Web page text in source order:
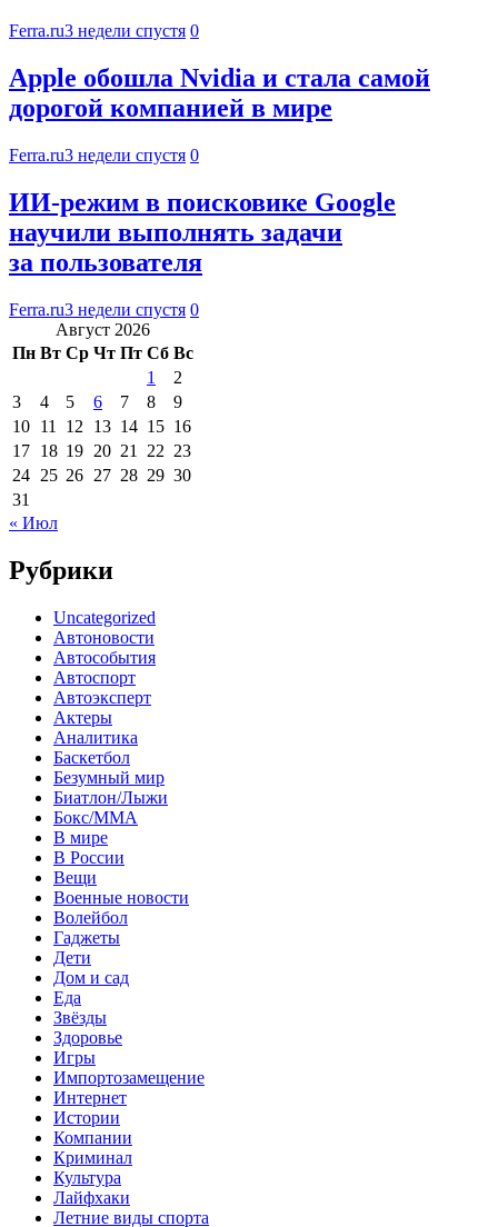
Ferra.ru3 недели спустя 0
Apple обошла Nvidia и стала самой
дорогой компанией в мире
Ferra.ru3 недели спустя 0
ИИ-режим в поисковике Google
научили выполнять задачи
за пользователя
Ferra.ru3 недели спустя 0
Август 2026
Пн Вт Ср Чт Пт Сб Вс
1
2
3
4 5 6 7 8
9
10 11 12 13 14 15 16
17 18 19 20 21 22 23
24 25 26 27 28 29 30
31
« Июл
Рубрики
Uncategorized
Автоновости
Автособытия
Автоспорт
Автоэксперт
Актеры
Аналитика
Баскетбол
Безумный мир
Биатлон/Лыжи
Бокс/MMA
В мире
В России
Вещи
Военные новости
Волейбол
Гаджеты
Дети
Дом и сад
Еда
Звёзды
Здоровье
Игры
Импортозамещение
Интернет
Истории
Компании
Криминал
Культура
Лайфхаки
Летние виды спорта